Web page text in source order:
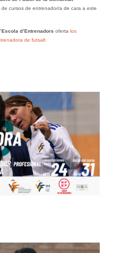
cursos de entrenador/a de cara a este
d’Entrenadors oferta los
de futsall: